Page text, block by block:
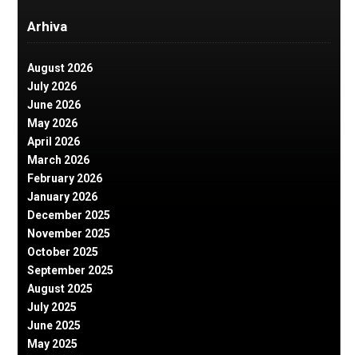
Arhiva
August 2026
July 2026
June 2026
May 2026
April 2026
March 2026
February 2026
January 2026
December 2025
November 2025
October 2025
September 2025
August 2025
July 2025
June 2025
May 2025